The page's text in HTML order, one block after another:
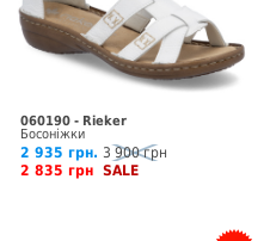
060190 - Rieker
Босоніжки
2 935 грн. 3 900 грн
2 835 грн SALE